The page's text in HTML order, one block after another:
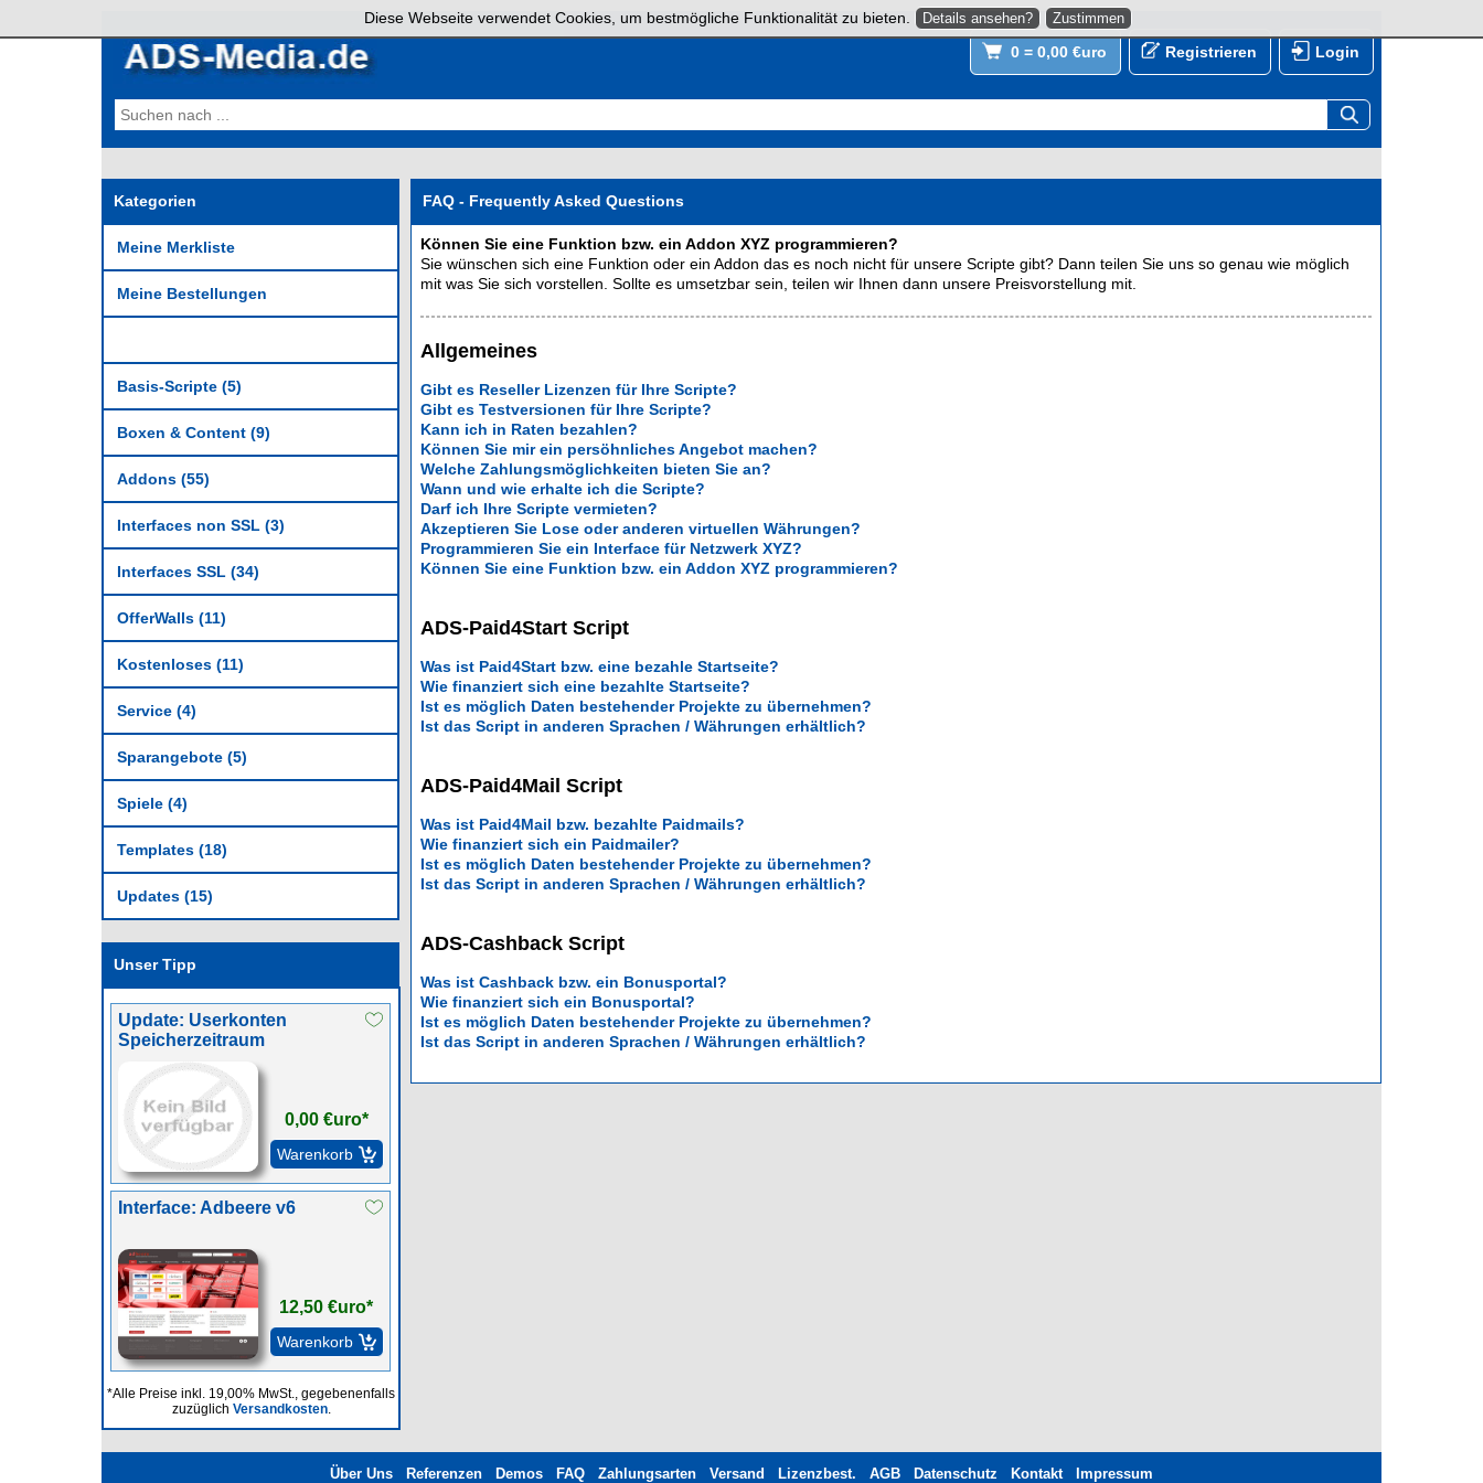
0 = 0,00 €uro Registrieren Login
Kategorien
Meine Merkliste
Meine Bestellungen
Basis-Scripte (5)
Boxen & Content (9)
Addons (55)
Interfaces non SSL (3)
Interfaces SSL (34)
OfferWalls (11)
Kostenloses (11)
Service (4)
Sparangebote (5)
Spiele (4)
Templates (18)
Updates (15)
Unser Tipp
Update: Userkonten
Speicherzeitraum
0,00 €uro*
Interface: Adbeere v6
12,50 €uro*
*Alle Preise inkl. 19,00% MwSt., gegebenenfalls
zuzüglich Versandkosten.
FAQ - Frequently Asked Questions
Können Sie eine Funktion bzw. ein Addon XYZ programmieren?
Sie wünschen sich eine Funktion oder ein Addon das es noch nicht für unsere Scripte gibt? Dann teilen Sie uns so genau wie möglich
mit was Sie sich vorstellen. Sollte es umsetzbar sein, teilen wir Ihnen dann unsere Preisvorstellung mit.
Allgemeines
Gibt es Reseller Lizenzen für Ihre Scripte?
Gibt es Testversionen für Ihre Scripte?
Kann ich in Raten bezahlen?
Können Sie mir ein persöhnliches Angebot machen?
Welche Zahlungsmöglichkeiten bieten Sie an?
Wann und wie erhalte ich die Scripte?
Darf ich Ihre Scripte vermieten?
Akzeptieren Sie Lose oder anderen virtuellen Währungen?
Programmieren Sie ein Interface für Netzwerk XYZ?
Können Sie eine Funktion bzw. ein Addon XYZ programmieren?
ADS-Paid4Start Script
Was ist Paid4Start bzw. eine bezahle Startseite?
Wie finanziert sich eine bezahlte Startseite?
Ist es möglich Daten bestehender Projekte zu übernehmen?
Ist das Script in anderen Sprachen / Währungen erhältlich?
ADS-Paid4Mail Script
Was ist Paid4Mail bzw. bezahlte Paidmails?
Wie finanziert sich ein Paidmailer?
Ist es möglich Daten bestehender Projekte zu übernehmen?
Ist das Script in anderen Sprachen / Währungen erhältlich?
ADS-Cashback Script
Was ist Cashback bzw. ein Bonusportal?
Wie finanziert sich ein Bonusportal?
Ist es möglich Daten bestehender Projekte zu übernehmen?
Ist das Script in anderen Sprachen / Währungen erhältlich?
Diese Webseite verwendet Cookies, um bestmögliche Funktionalität zu bieten. Details ansehen? Zustimmen
Über Uns Referenzen Demos FAQ Zahlungsarten Versand Lizenzbest. AGB Datenschutz Kontakt Impressum